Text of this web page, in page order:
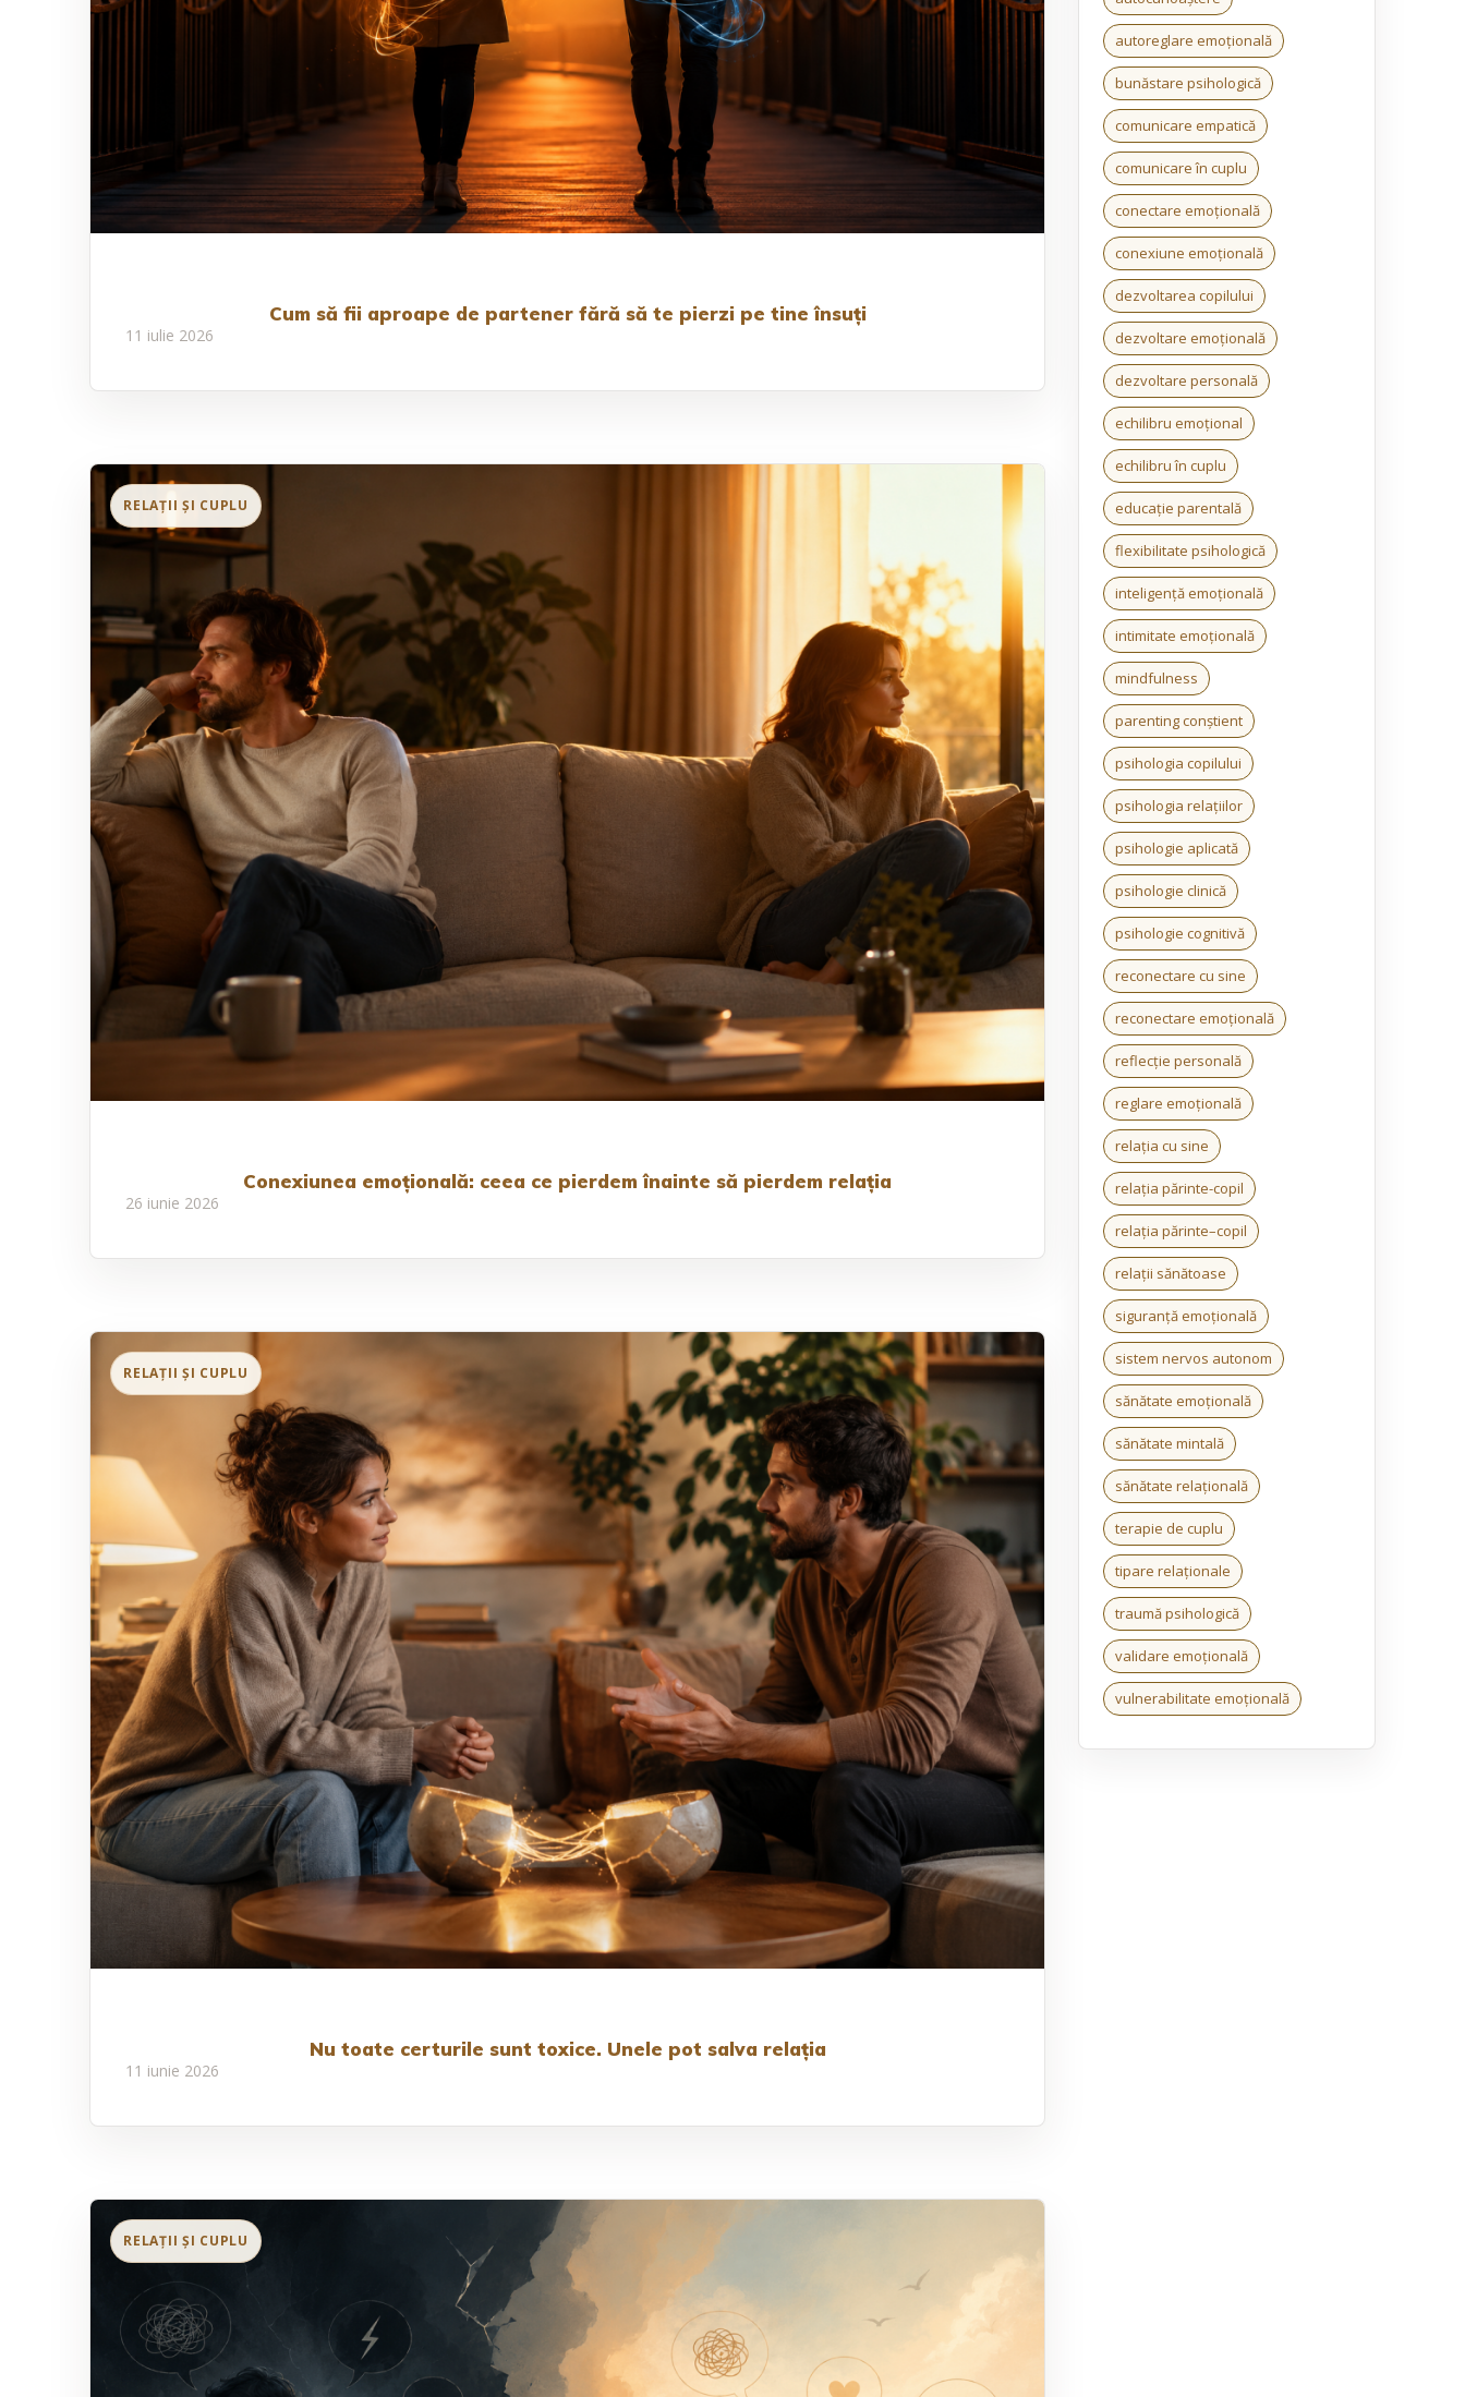
Cum să fii aproape de partener fără să te pierzi pe tine însuți
11 iulie 2026
Conexiunea emoțională: ceea ce pierdem înainte să pierdem relația
26 iunie 2026
Nu toate certurile sunt toxice. Unele pot salva relația
11 iunie 2026
autoreglare emoțională
bunăstare psihologică
comunicare empatică
comunicare în cuplu
conectare emoțională
conexiune emoțională
dezvoltarea copilului
dezvoltare emoțională
dezvoltare personală
echilibru emoțional
echilibru în cuplu
educație parentală
flexibilitate psihologică
inteligență emoțională
intimitate emoțională
mindfulness
parenting conștient
psihologia copilului
psihologia relațiilor
psihologie aplicată
psihologie clinică
psihologie cognitivă
reconectare cu sine
reconectare emoțională
reflecție personală
reglare emoțională
relația cu sine
relația părinte-copil
relația părinte–copil
relații sănătoase
siguranță emoțională
sistem nervos autonom
sănătate emoțională
sănătate mintală
sănătate relațională
terapie de cuplu
tipare relaționale
traumă psihologică
validare emoțională
vulnerabilitate emoțională